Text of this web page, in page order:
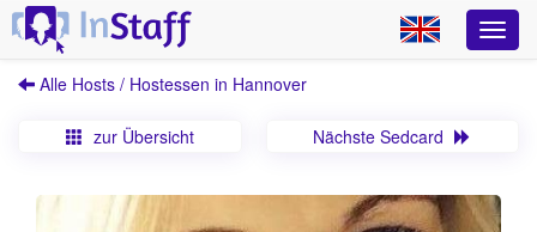
Alle Hosts / Hostessen in Hannover
zur Übersicht Nächste Sedcard